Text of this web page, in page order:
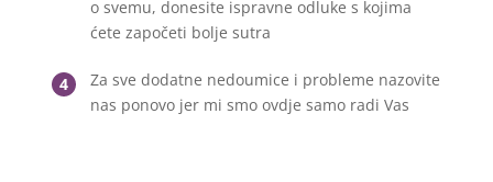
o svemu, donesite ispravne odluke s kojima
ćete započeti bolje sutra
4
Za sve dodatne nedoumice i probleme nazovite
nas ponovo jer mi smo ovdje samo radi Vas